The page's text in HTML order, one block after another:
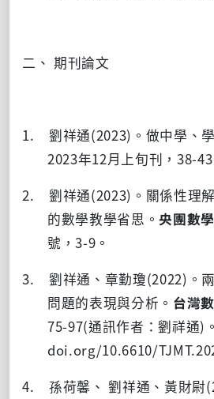
二、 期刊論文
1. 劉祥通(2023) 。做中學、
2023年12月上旬刊，38-43
2. 劉祥通(2023) 。關係性理
的數學教學省思。央團數
號，3-9 。
3. 劉祥通、章勤瓊(2022) 。
問題的表現與分析。 台灣
75-97(通訊作者：劉祥通) 。
doi.org/10.6610/
4. 孫荷馨、 劉祥通、黃財尉